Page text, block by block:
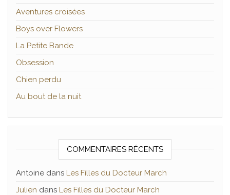
Aventures croisées
Boys over Flowers
La Petite Bande
Obsession
Chien perdu
Au bout de la nuit
COMMENTAIRES RÉCENTS
Antoine dans Les Filles du Docteur March
Julien dans Les Filles du Docteur March